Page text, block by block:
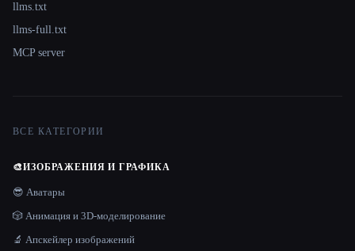
llms.txt
llms-full.txt
MCP server
ВСЕ КАТЕГОРИИ
🎨ИЗОБРАЖЕНИЯ И ГРАФИКА
😎 Аватары
🎲 Анимация и 3D-моделирование
🔬 Апскейлер изображений